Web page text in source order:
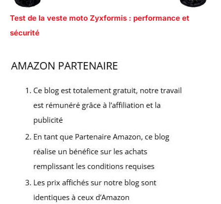
Test de la veste moto Zyxformis : performance et
sécurité